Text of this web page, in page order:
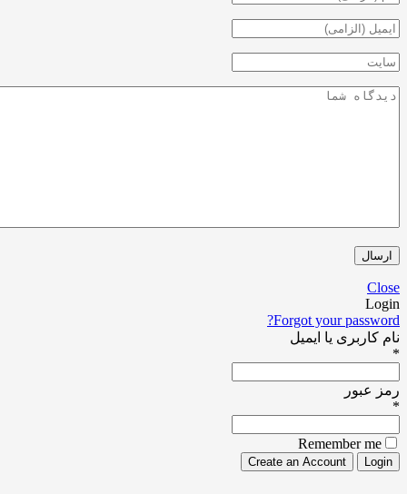
Forgot your
یا ایمیل